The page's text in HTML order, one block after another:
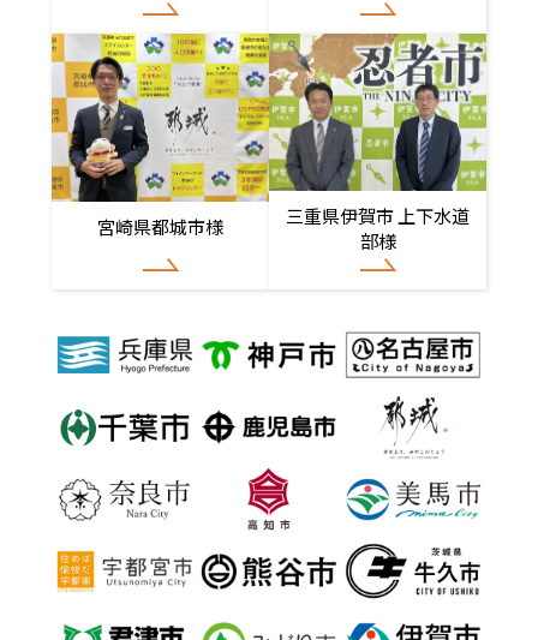
宮崎県都城市様
三重県伊賀市 上下水道
部様